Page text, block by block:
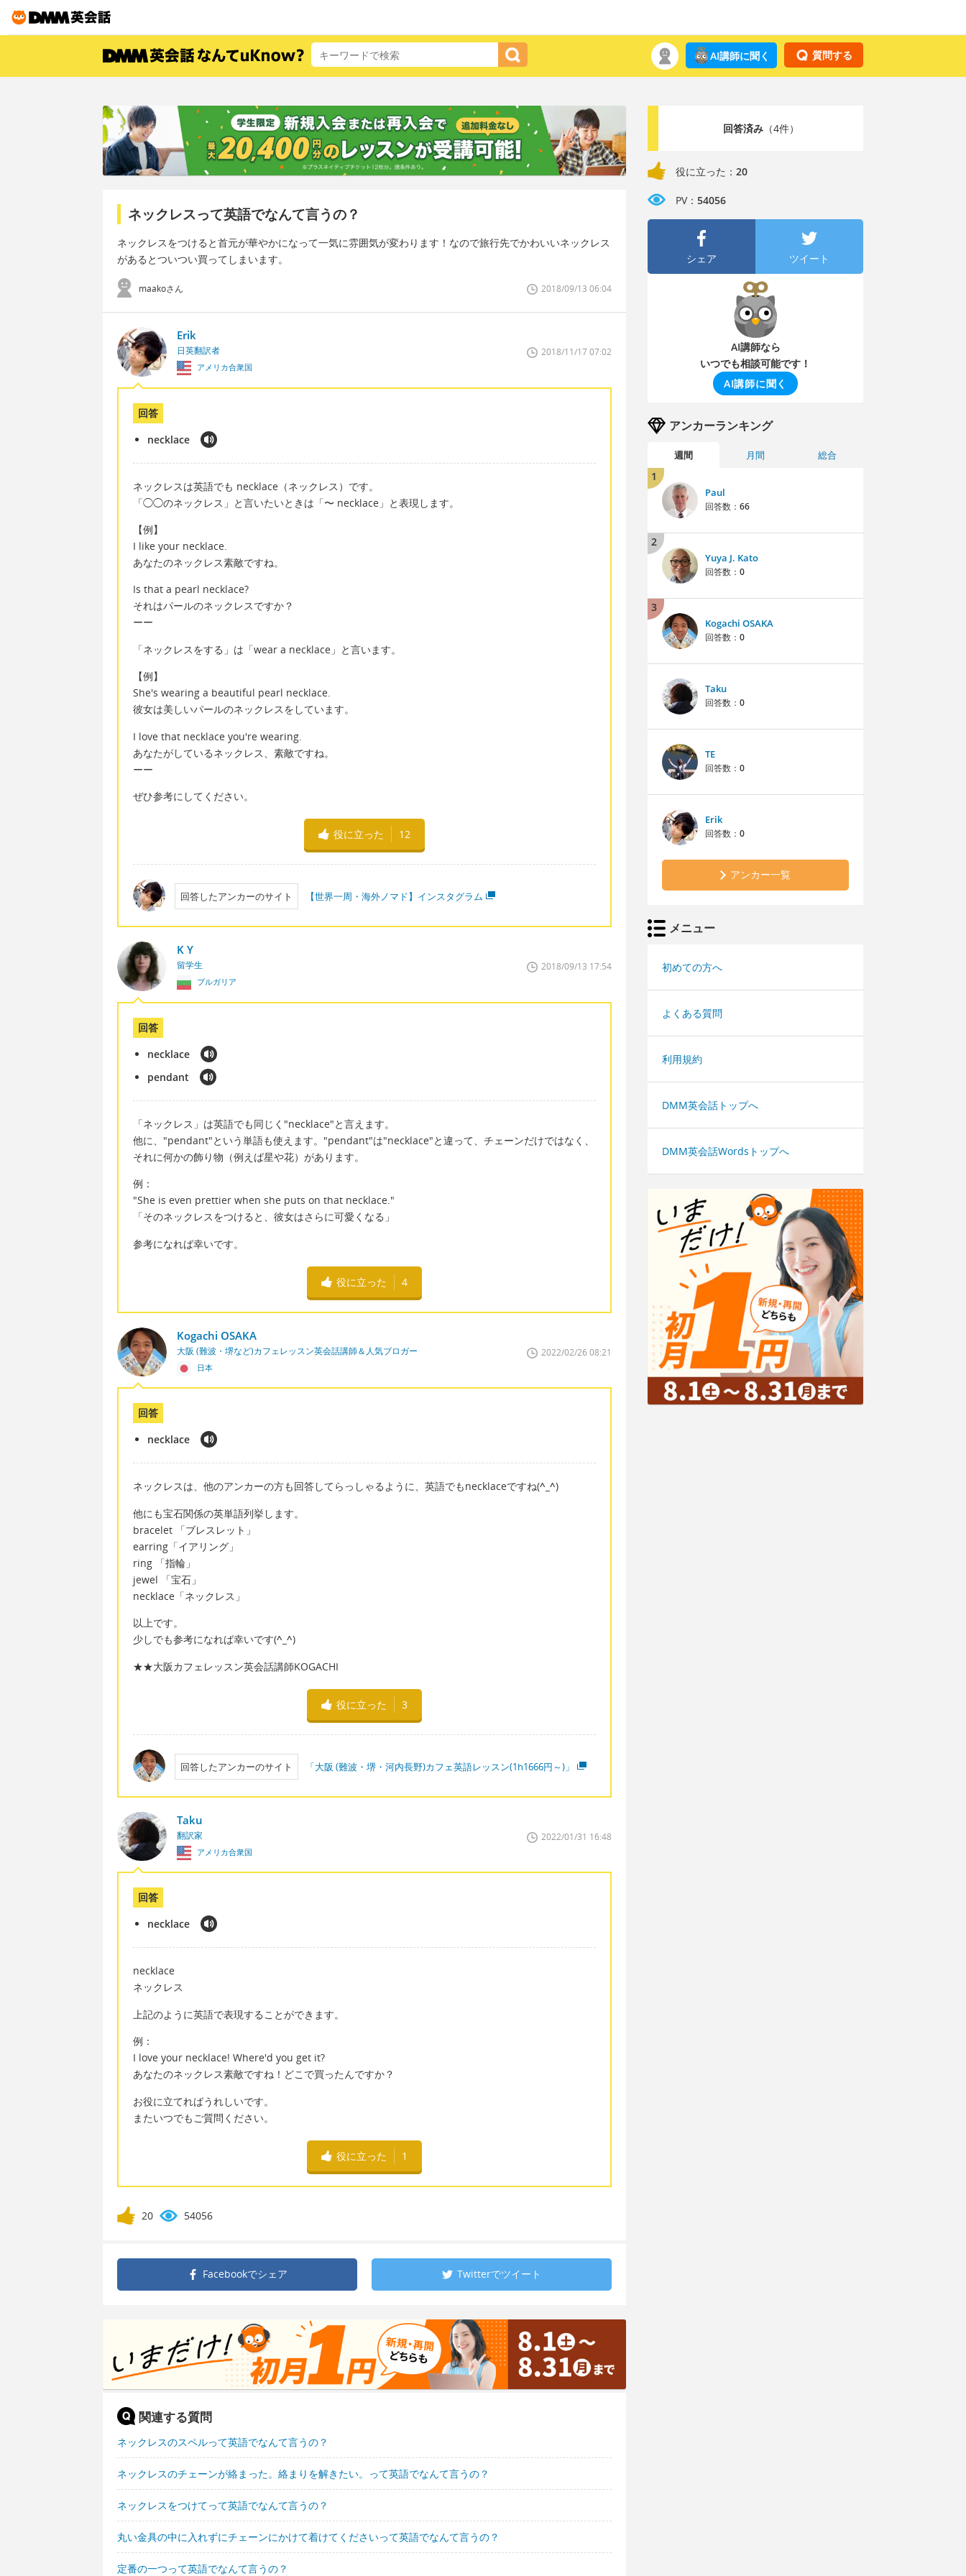
質問する
AI講師に聞く
ネックレスって英語でなんて言うの？
ネックレスをつけると首元が華やかになって一気に雰囲気が変わります！なので旅行先でかわいいネックレス
があるとついつい買ってしまいます。
maakoさん 2018/09/13 06:04
Erik
日英翻訳者
アメリカ合衆国
2018/11/17 07:02
回答
necklace
ネックレスは英語でも necklace（ネックレス）です。
「◯◯のネックレス」と言いたいときは「〜 necklace」と表現します。
【例】
I like your necklace.
あなたのネックレス素敵ですね。
Is that a pearl necklace?
それはパールのネックレスですか？
ーー
「ネックレスをする」は「wear a necklace」と言います。
【例】
She's wearing a beautiful pearl necklace.
彼女は美しいパールのネックレスをしています。
I love that necklace you're wearing.
あなたがしているネックレス、素敵ですね。
ーー
ぜひ参考にしてください。
役に立った 12
回答したアンカーのサイト 【世界一周・海外ノマド】インスタグラム
K Y
留学生
ブルガリア
2018/09/13 17:54
回答
necklace
pendant
「ネックレス」は英語でも同じく"necklace"と言えます。
他に、"pendant"という単語も使えます。"pendant"は"necklace"と違って、チェーンだけではなく、
それに何かの飾り物（例えば星や花）があります。
例：
"She is even prettier when she puts on that necklace."
「そのネックレスをつけると、彼女はさらに可愛くなる」
参考になれば幸いです。
役に立った 4
Kogachi OSAKA
大阪 (難波・堺など)カフェレッスン英会話講師＆人気ブロガー
日本
2022/02/26 08:21
回答
necklace
ネックレスは、他のアンカーの方も回答してらっしゃるように、英語でもnecklaceですね(^_^)
他にも宝石関係の英単語列挙します。
bracelet 「ブレスレット」
earring「イアリング」
ring 「指輪」
jewel 「宝石」
necklace「ネックレス」
以上です。
少しでも参考になれば幸いです(^_^)
★★大阪カフェレッスン英会話講師KOGACHI
役に立った 3
回答したアンカーのサイト 「大阪 (難波・堺・河内長野)カフェ英語レッスン(1h1666円～)」
Taku
翻訳家
アメリカ合衆国
2022/01/31 16:48
回答
necklace
necklace
ネックレス
上記のように英語で表現することができます。
例：
I love your necklace! Where'd you get it?
あなたのネックレス素敵ですね！どこで買ったんですか？
お役に立てればうれしいです。
またいつでもご質問ください。
役に立った 1
20 54056
Facebookでシェア Twitterでツイート
関連する質問
ネックレスのスペルって英語でなんて言うの？
ネックレスのチェーンが絡まった。絡まりを解きたい。って英語でなんて言うの？
ネックレスをつけてって英語でなんて言うの？
丸い金具の中に入れずにチェーンにかけて着けてくださいって英語でなんて言うの？
定番の一つって英語でなんて言うの？
回答済み（4件）
役に立った： 20
PV： 54056
シェア ツイート
AI講師なら
いつでも相談可能です！
AI講師に聞く
アンカーランキング
週間 月間 総合
1
Paul
回答数： 66
2
Yuya J. Kato
回答数： 0
3
Kogachi OSAKA
回答数： 0
Taku
回答数： 0
TE
回答数： 0
Erik
回答数： 0
アンカー一覧
メニュー
初めての方へ
よくある質問
利用規約
DMM英会話トップへ
DMM英会話Wordsトップへ